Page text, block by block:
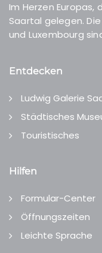
Im Herzen Europas,
Saartal gelegen.
und Luxembourg
Entdecken
Ludwig Galerie
Städtisches
Touristisches
Hilfen
Formular-Center
Öffnungszeiten
Leichte Sprache